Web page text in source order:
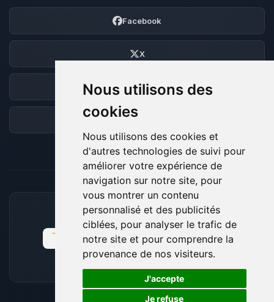
Nous utilisons des
cookies
Nous utilisons des cookies et
d'autres technologies de suivi pour
améliorer votre expérience de
navigation sur notre site, pour
vous montrer un contenu
personnalisé et des publicités
ciblées, pour analyser le trafic de
notre site et pour comprendre la
provenance de nos visiteurs.
J'accepte
Je refuse
Facebook
X
Discord
Forum
MOYENS DE PAIEMENT ACCEPTÉS
🍪